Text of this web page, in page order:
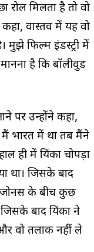
रोल मिलता है तो वो
वास्तव में यह वो
मुझे फिल्म इंडस्ट्री में
​​है कि बॉलीवुड
पर उन्होंने कहा,
भारत में था तब मैंने
में प्रियंका चोपड़ा
था। जिसके बाद
जोनस के बीच कुछ
बाद प्रियंका ने
वो तलाक नहीं ले